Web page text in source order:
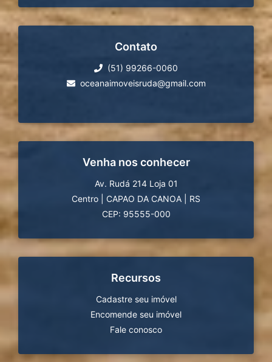
Contato
(51) 99266-0060
oceanaimoveisruda@gmail.com
Venha nos conhecer
Av. Rudá 214 Loja 01
Centro
CAPAO DA CANOA
RS
CEP: 95555-000
Recursos
Cadastre seu imóvel
Encomende seu imóvel
Fale conosco